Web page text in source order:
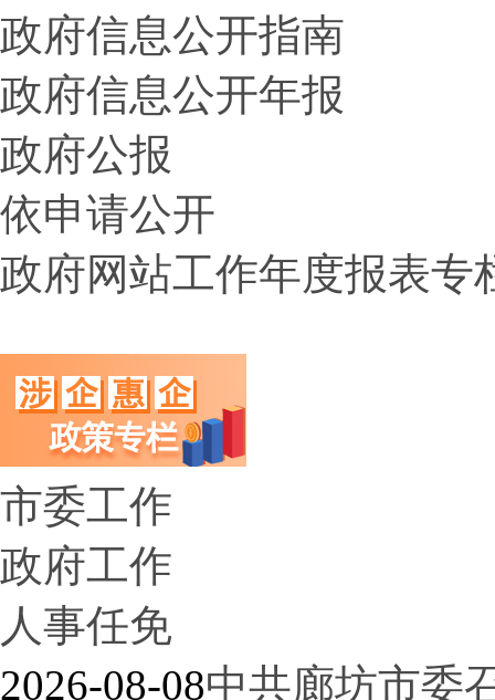
政府信息公开指南
政府信息公开年报
政府公报
依申请公开
政府网站工作年度报表专
市委工作
政府工作
人事任免
2026-08-08中共廊坊市委